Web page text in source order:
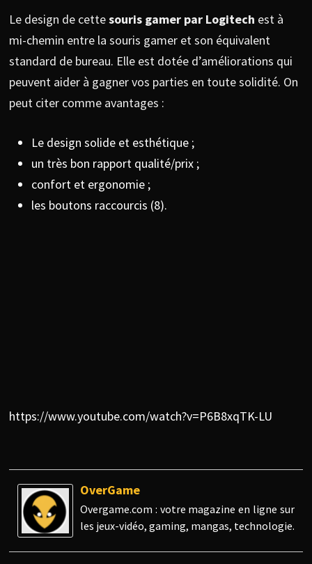
Le design de cettesouris gamer par Logitech est à
mi-chemin entre la souris gamer et son équivalent
standard de bureau. Elle est dotée d’améliorations qui
peuvent aider à gagner vos parties en toute solidité. On
peut citer comme avantages :
Le design solide et esthétique ;
un très bon rapport qualité/prix ;
confort et ergonomie ;
les boutons raccourcis (8).
https://www.youtube.com/watch?v=P6B8xqTK-LU
OverGame
Overgame.com : votre magazine en ligne sur
les jeux-vidéo, gaming, mangas, technologie.